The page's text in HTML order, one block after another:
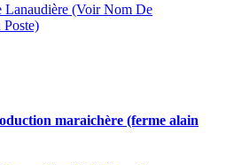
(Voir Nom De
maraichère (ferme alain